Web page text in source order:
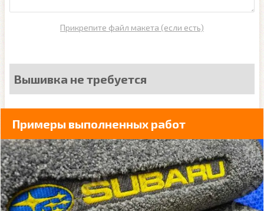
Прикрепите файл макета (если есть)
Вышивка не требуется
Примеры выполненных работ